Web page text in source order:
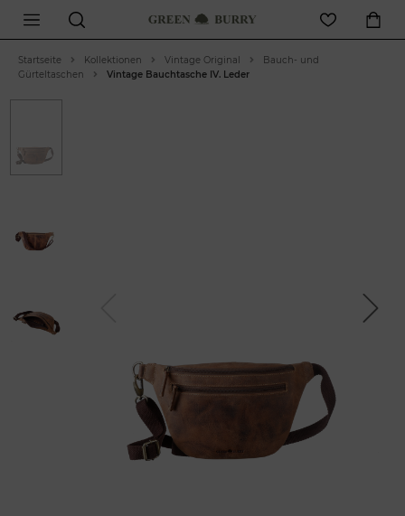
Startseite Kollektionen Vintage Original
Bauch- und
Gürteltaschen
Vintage Bauchtasche IV. Leder
Next